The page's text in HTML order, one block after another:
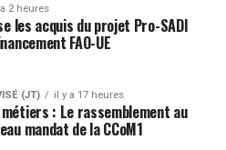
2 heures
les acquis du projet Pro-SADI
FAO-UE
(JT) il y a 17 heures
métiers : Le rassemblement au
mandat de la CCoM1